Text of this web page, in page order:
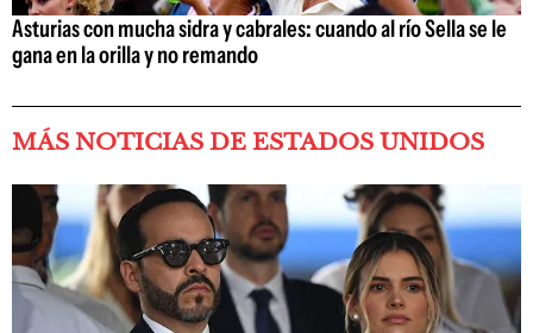
Asturias con mucha sidra y cabrales: cuando al río Sella se le
gana en la orilla y no remando
MÁS NOTICIAS DE ESTADOS UNIDOS